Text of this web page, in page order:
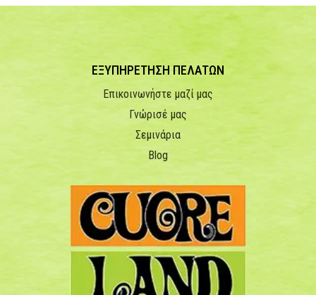
ΕΞΥΠΗΡΕΤΗΣΗ ΠΕΛΑΤΩΝ
Επικοινωνήστε μαζί μας
Γνώρισέ μας
Σεμινάρια
Blog